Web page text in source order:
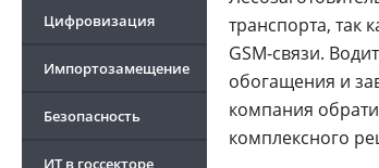
Цифровизация
Импортозамещение
Безопасность
ИТ в госсекторе
транспорта, так
GSM-связи.
обогащения и
компания
комплексного